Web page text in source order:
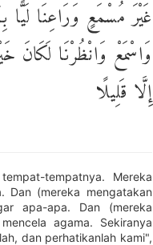
غَيْرَ مُسْمَعٍ وَرَاعِنَا لَيًّا
وَاسْمَعْ وَانْظُرْنَا لَكَانَ
إِلَّا قَلِيلًا
tempatnya. Mereka
Dan (mereka mengatakan
apa-apa. Dan (mereka
agama. Sekiranya
dan perhatikanlah kami",